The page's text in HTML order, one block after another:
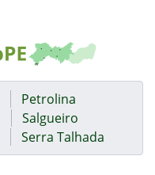
Petrolina
Salgueiro
Serra Talhada